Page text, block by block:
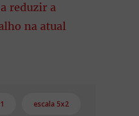
reduzir a
na atual
escala 5x2